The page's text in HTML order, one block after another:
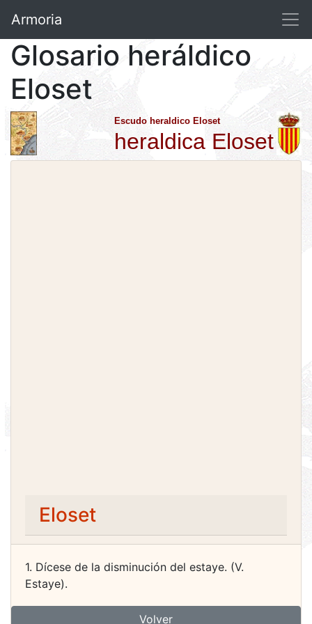
Armoria
Glosario heráldico
Eloset
Escudo heraldico Eloset
heraldica Eloset
Eloset
1. Dícese de la disminución del estaye. (V.
Estaye).
Volver